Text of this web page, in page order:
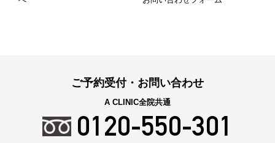
ご予約受付・お問い合わせ
A CLINIC全院共通
0120-550-301